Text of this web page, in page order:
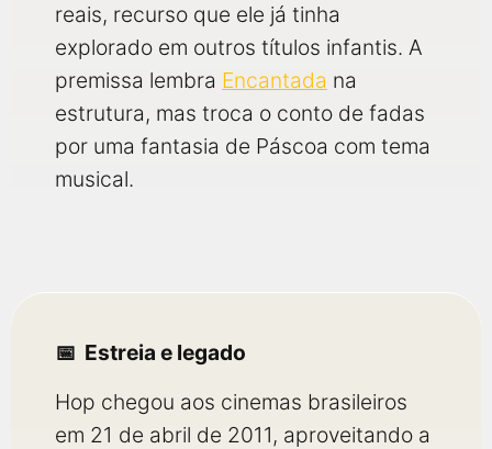
reais, recurso que ele já tinha
explorado em outros títulos infantis. A
premissa lembra Encantada na
estrutura, mas troca o conto de fadas
por uma fantasia de Páscoa com tema
musical.
Estreia e legado
Hop chegou aos cinemas brasileiros
em 21 de abril de 2011, aproveitando a